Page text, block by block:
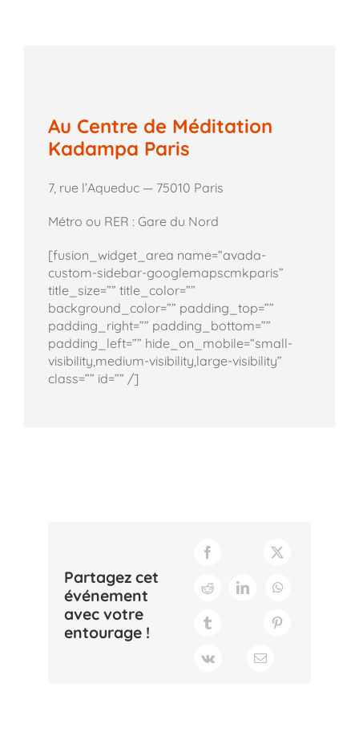
Au Centre de Méditation
Kadampa Paris
7, rue l’Aqueduc — 75010 Paris
Métro ou RER : Gare du Nord
[fusion_widget_area name=“avada-
custom-sidebar-googlemapscmkparis”
title_size=”” title_color=””
background_color=”” padding_top=””
padding_right=”” padding_bottom=””
padding_left=”” hide_on_mobile=“small-
visibility,medium-visibility,large-visibility”
class=”” id=”” /]
Partagez cet
événement
avec votre
entourage !